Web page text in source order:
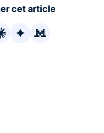
cet article